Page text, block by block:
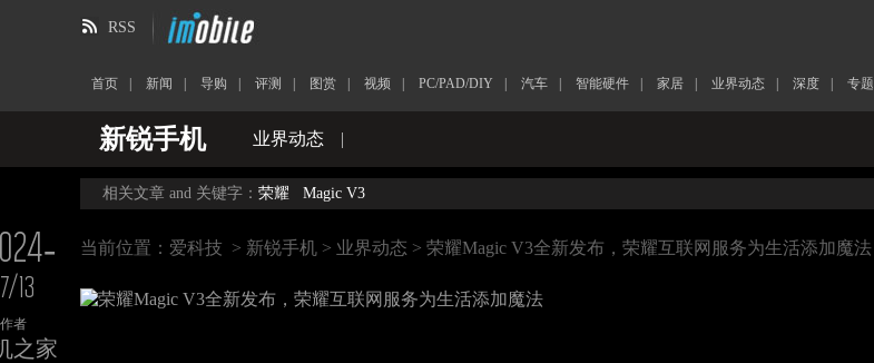
RSS
首页 新闻 导购 评测 图赏 视频 PC/PAD/DIY 汽车 智能硬件 家居 业界动态 深度 专题
新锐手机 业界动态 |
13
作者
之家
相关文章 and 关键字： 荣耀 Magic V3
当前位置： 爱科技 > 新锐手机 > 业界动态 > 荣耀Magic V3全新发布，荣耀互联网服务为生活添加魔法